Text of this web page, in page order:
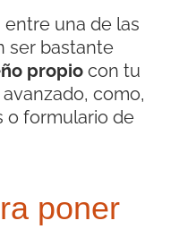
una de las
ser bastante
propio con tu
como,
o formulario de
poner